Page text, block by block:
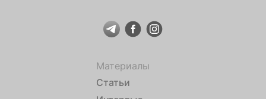
Материалы
Статьи